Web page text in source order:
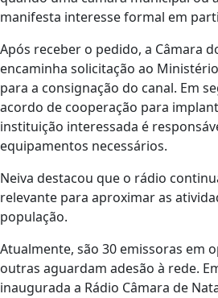
manifesta interesse formal em
Após receber o pedido, a Câmara
encaminha solicitação ao
para a consignação do canal. Em
acordo de cooperação para
instituição interessada é
equipamentos necessários.
Neiva destacou que o rádio
relevante para aproximar as
população.
Atualmente, são 30 emissoras em
outras aguardam adesão à rede.
inaugurada a Rádio Câmara de